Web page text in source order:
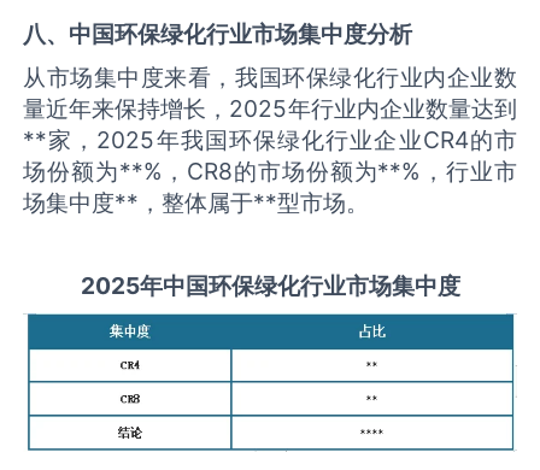
八、中国环保绿化行业市场集中度分析
从市场集中度来看，我国环保绿化行业内企业数
量近年来保持增长，2025年行业内企业数量达到
**家，2025年我国环保绿化行业企业CR4的市
场份额为**%，CR8的市场份额为**%，行业市
场集中度**，整体属于**型市场。
2025年中国环保绿化行业市场集中度